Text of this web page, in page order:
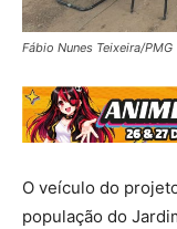
Fábio Nunes Teixeira/PMG
O veículo do
população do